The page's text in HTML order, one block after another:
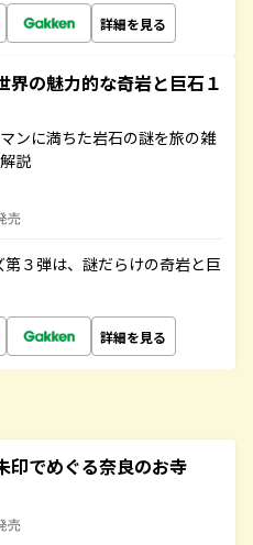
詳細を見る
の魅力的な奇岩と巨石１
ンに満ちた岩石の謎を旅の雑
説
売
第３弾は、謎だらけの奇岩と巨
詳細を見る
でめぐる奈良のお寺
売